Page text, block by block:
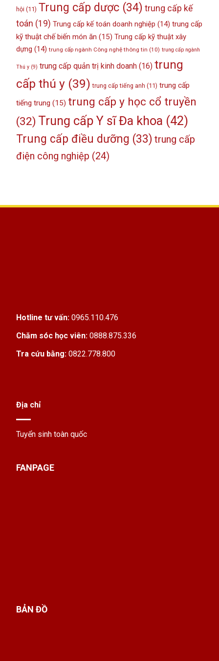
hội (11) Trung cấp dược(34) trung cấp kế
toán (19) Trung cấp kế toán doanh nghiệp (14) trung cấp
kỹ thuật chế biến món ăn (15) Trung cấp kỹ thuật xây
dựng (14) trung cấp ngành Công nghệ thông tin (10) trung cấp ngành
Thú y(9) trung cấp quản trị kinh doanh(16) trung
cấp thú y(39) trung cấp tiếng anh (11) trung cấp
tiếng trung (15) trung cấp y học cổ truyền
(32) Trung cấp Y sĩ Đa khoa (42)
Trung cấp điều dưỡng (33) trung cấp
điện công nghiệp (24)
Hotline tư vấn: 0965.110.476
Chăm sóc học viên: 0888.875.336
Tra cứu bằng: 0822.778.800
Địa chỉ
Tuyển sinh toàn quốc
FANPAGE
BẢN ĐỒ